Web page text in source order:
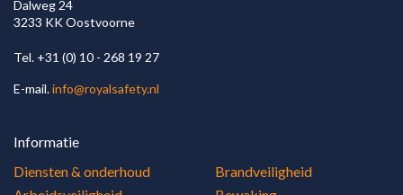
Dalweg 24
3233 KK Oostvoorne
Tel. +31 (0) 10 - 268 19 27
E-mail.info@royalsafety.nl
Informatie
Diensten & onderhoud
Brandveiligheid